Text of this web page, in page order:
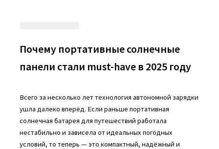
Почему портативные солнечные
панели стали must-have в 2025 году
Всего за несколько лет технология автономной зарядки
ушла далеко вперёд. Если раньше портативная
солнечная батарея для путешествий работала
нестабильно и зависела от идеальных погодных
условий, то теперь — это компактный, надёжный и